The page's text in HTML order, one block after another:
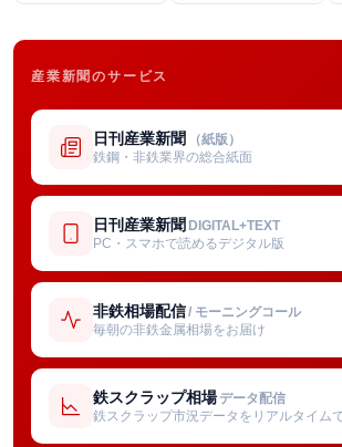
産業新聞のサービス
日刊産業新聞 （紙版）
鉄鋼・非鉄業界の総合紙面
日刊産業新聞 DIGITAL+TEXT
PC・スマホで読めるデジタル版
非鉄相場配信/ モーニングコール
毎朝の非鉄金属相場をお届け
鉄スクラップ相場 データ配信
鉄スクラップ市況データをリアルタイム